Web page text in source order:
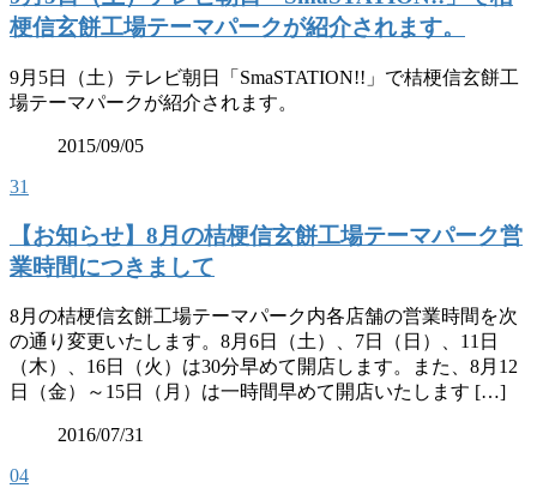
梗信玄餅工場テーマパークが紹介されます。
9月5日（土）テレビ朝日「SmaSTATION!!」で桔梗信玄餅工
場テーマパークが紹介されます。
2015/09/05
31
【お知らせ】8月の桔梗信玄餅工場テーマパーク営
業時間につきまして
8月の桔梗信玄餅工場テーマパーク内各店舗の営業時間を次
の通り変更いたします。8月6日（土）、7日（日）、11日
（木）、16日（火）は30分早めて開店します。また、8月12
日（金）～15日（月）は一時間早めて開店いたします […]
2016/07/31
04